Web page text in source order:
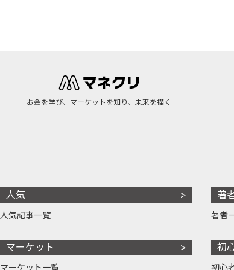
お金を学び、マーケットを知り、未来を描く
人気
人気記事一覧
マーケット
マーケット一覧
著
著者
初
初心